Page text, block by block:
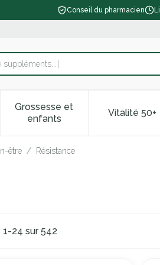
Conseil du pharmacien
Beauté, soins et hygiène
menu pour la catégorie
Grossesse et
enfantsAfficher le sous-menu
Vitalité 50+
être / Résistance
1-24 sur542